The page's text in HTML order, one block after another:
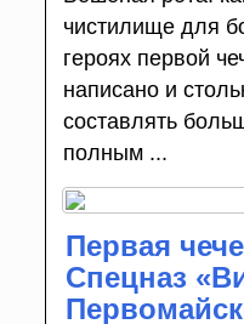
чистилище для
героях первой
написано и
составлять
полным ...
Первая
Спецназ